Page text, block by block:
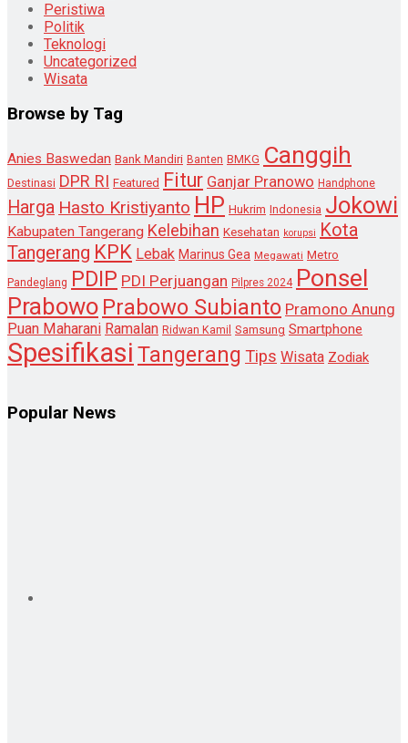
Peristiwa
Politik
Teknologi
Uncategorized
Wisata
Browse by Tag
Anies Baswedan Bank Mandiri Banten BMKG Canggih
Destinasi DPR RI Featured Fitur Ganjar Pranowo Handphone
Harga Hasto Kristiyanto HP Hukrim Indonesia Jokowi
Kabupaten Tangerang Kelebihan Kesehatan korupsi Kota
Tangerang KPK Lebak Marinus Gea Megawati Metro
Pandeglang PDIP PDI Perjuangan Pilpres 2024 Ponsel
Prabowo Prabowo Subianto Pramono Anung
Puan Maharani Ramalan Ridwan Kamil Samsung Smartphone
Spesifikasi Tangerang Tips Wisata Zodiak
Popular News